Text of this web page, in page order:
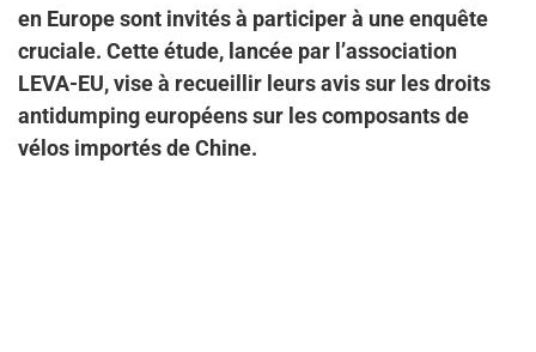
en Europe sont invités à participer à une enquête
cruciale. Cette étude, lancée par l’association
LEVA-EU, vise à recueillir leurs avis sur les droits
antidumping européens sur les composants de
vélos importés de Chine.